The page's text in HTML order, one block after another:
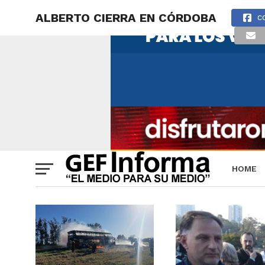
HOME
ALBERTO CIERRA EN CÓRDOBA